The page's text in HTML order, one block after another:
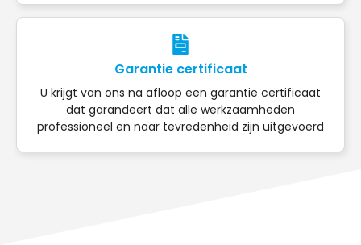
Garantie certificaat
U krijgt van ons na afloop een garantie certificaat
dat garandeert dat alle werkzaamheden
professioneel en naar tevredenheid zijn uitgevoerd